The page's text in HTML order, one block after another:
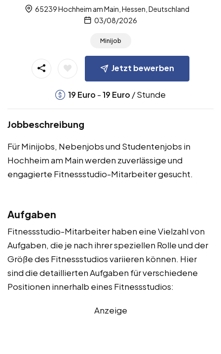
65239 Hochheim am Main, Hessen, Deutschland
03/08/2026
Minijob
Jetzt bewerben
19 Euro -19 Euro / Stunde
Jobbeschreibung
Für Minijobs, Nebenjobs und Studentenjobs in
Hochheim am Main werden zuverlässige und
engagierte Fitnessstudio-Mitarbeiter gesucht.
Aufgaben
Fitnessstudio-Mitarbeiter haben eine Vielzahl von
Aufgaben, die je nach ihrer speziellen Rolle und der
Größe des Fitnessstudios variieren können. Hier
sind die detaillierten Aufgaben für verschiedene
Positionen innerhalb eines Fitnessstudios:
Anzeige